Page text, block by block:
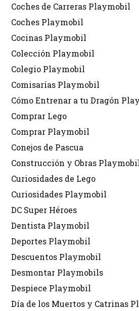
Coches de Carreras Playmobil
Coches Playmobil
Cocinas Playmobil
Colección Playmobil
Colegio Playmobil
Comisarías Playmobil
Cómo Entrenar a tu Dragón
Comprar Lego
Comprar Playmobil
Conejos de Pascua
Construcción y Obras
Curiosidades de Lego
Curiosidades Playmobil
DC Super Héroes
Dentista Playmobil
Deportes Playmobil
Descuentos Playmobil
Desmontar Playmobils
Despiece Playmobil
Día de los Muertos y Catrinas